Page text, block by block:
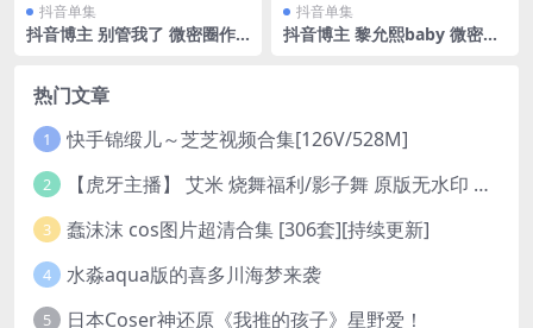
抖音单集
抖音博主 别管我了 微密圈作
抖音单集
抖音博主 黎允熙baby 微密圈
热门文章
1 快手锦缎儿～芝芝视频合集[126V/528M]
2 【虎牙主播】 艾米 烧舞福利/影子舞 原版无水印 （1v/130m）
3 蠢沫沫 cos图片超清合集 [306套][持续更新]
4 水淼aqua版的喜多川海梦来袭
5 日本Coser神还原《我推的孩子》星野爱！